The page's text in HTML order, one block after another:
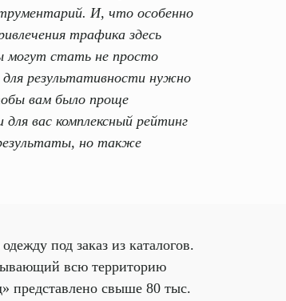
И, что особенно
трафика здесь
могут стать не просто
результативности нужно
вам было проще
вас комплексный рейтинг
но также
под заказ из каталогов.
всю территорию
представлено свыше 80 тыс.